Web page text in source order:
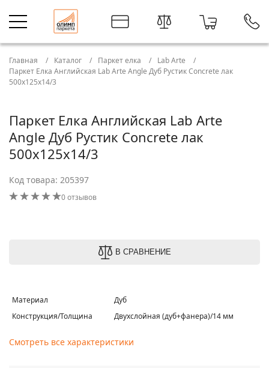
Главная Каталог Паркет елка
Lab Arte
Паркет Елка Английская Lab Arte Angle Дуб Рустик Concrete лак
500х125х14/3
Паркет Елка Английская Lab Arte
Angle Дуб Рустик Concrete лак
500х125х14/3
Код товара: 205397
0 отзывов
В СРАВНЕНИЕ
Материал
Дуб
Конструкция/Толщина
Двухслойная (дуб+фанера)/14 мм
Смотреть все характеристики